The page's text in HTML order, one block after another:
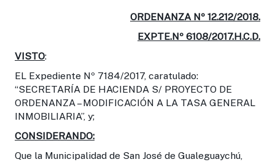
t
o
ORDENANZA Nº 12.212/2018.
EXPTE.Nº 6108/2017.H.C.D.
VISTO:
EL Expediente Nº 7184/2017, caratulado:
“SECRETARÍA DE HACIENDA S/ PROYECTO DE
ORDENANZA – MODIFICACIÓN A LA TASA GENERAL
INMOBILIARIA”, y;
CONSIDERANDO:
Que la Municipalidad de San José de Gualeguaychú,